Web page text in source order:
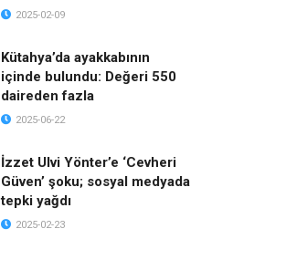
2025-02-09
Kütahya’da ayakkabının
içinde bulundu: Değeri 550
daireden fazla
2025-06-22
İzzet Ulvi Yönter’e ‘Cevheri
Güven’ şoku; sosyal medyada
tepki yağdı
2025-02-23